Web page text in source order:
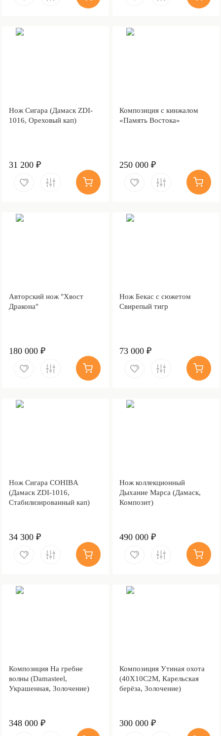
Нож Сигара (Дамаск ZDI-
1016, Ореховый кап)
31 200 ₽
Композиция с кинжалом
«Память Востока»
250 000 ₽
Авторский нож "Хвост
Дракона"
180 000 ₽
Нож Бекас с сюжетом
Свирепый тигр
73 000 ₽
Нож Сигара COHIBA
(Дамаск ZDI-1016,
Стабилизированный кап)
34 300 ₽
Нож коллекционный
Дыхание Марса (Дамаск,
Композит)
490 000 ₽
Композиция На гребне
волны (Damasteel,
Украшенная, Золочение)
348 000 ₽
Композиция Утиная охота
(40Х10С2М, Карельская
берёза, Золочение)
300 000 ₽